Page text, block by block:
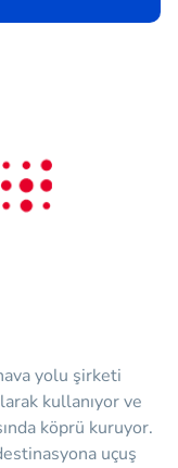
yolu şirketi
kullanıyor ve
köprü kuruyor.
uçuş